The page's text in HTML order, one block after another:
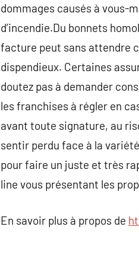
dommages causés à vous-
d’incendie.Du bonnets
facture peut sans attendre
dispendieux. Certaines
doutez pas à demander
les franchises à régler en
avant toute signature, au
sentir perdu face à la
pour faire un juste et très
line vous présentant les
En savoir plus à propos de